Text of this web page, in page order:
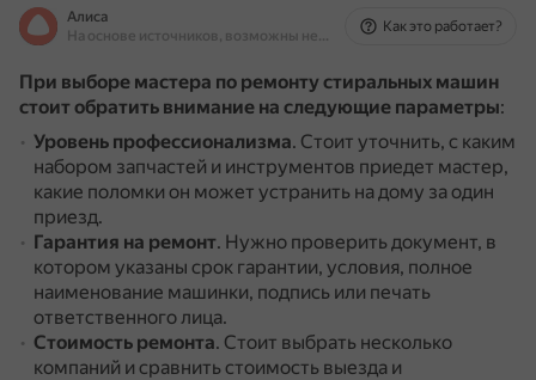
Алиса
На основе источников, возможны неточности
Как это работает?
При выборе мастера по ремонту стиральных машин
стоит обратить внимание на следующие параметры:
Уровень профессионализма. Стоит уточнить, с каким
набором запчастей и инструментов приедет мастер,
какие поломки он может устранить на дому за один
приезд.
Гарантия на ремонт. Нужно проверить документ, в
котором указаны срок гарантии, условия, полное
наименование машинки, подпись или печать
ответственного лица.
Стоимость ремонта. Стоит выбрать несколько
компаний и сравнить стоимость выезда и